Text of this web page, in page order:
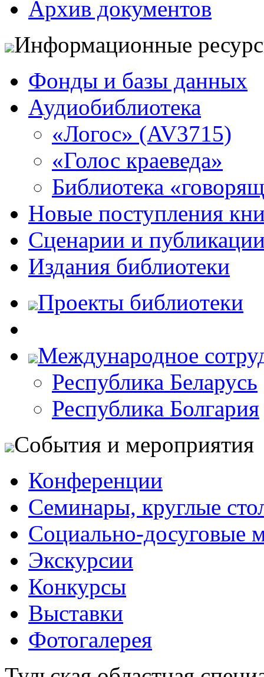
Архив документов
Информационные
Фонды и базы данных
Аудиобиблиотека
«Логос» (AV3715)
«Голос краеведа»
Библиотека
Новые поступления
Сценарии и
Издания библиотеки
Проекты библиотеки
Международное
Республика Беларусь
Республика Болгария
События и мероприятия
Конференции
Семинары, круглые
Социально-досуговые
Экскурсии
Конкурсы
Выставки
Фотогалерея